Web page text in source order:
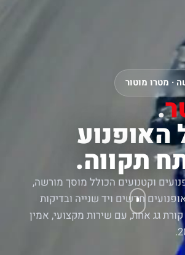
· מטרו מוטור
.
תקווה.
וקטנועים הכולל מוסך מורשה,
חדשים ויד שנייה ובדיקות
גג אחת, עם שירות מקצועי, אמין